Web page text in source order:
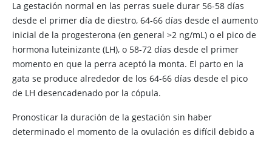
La gestación normal en las perras suele durar 56-58 días
desde el primer día de diestro, 64-66 días desde el aumento
inicial de la progesterona (en general >2 ng/mL) o el pico de
hormona luteinizante (LH), o 58-72 días desde el primer
momento en que la perra aceptó la monta. El parto en la
gata se produce alrededor de los 64-66 días desde el pico
de LH desencadenado por la cópula.
Pronosticar la duración de la gestación sin haber
determinado el momento de la ovulación es difícil debido a